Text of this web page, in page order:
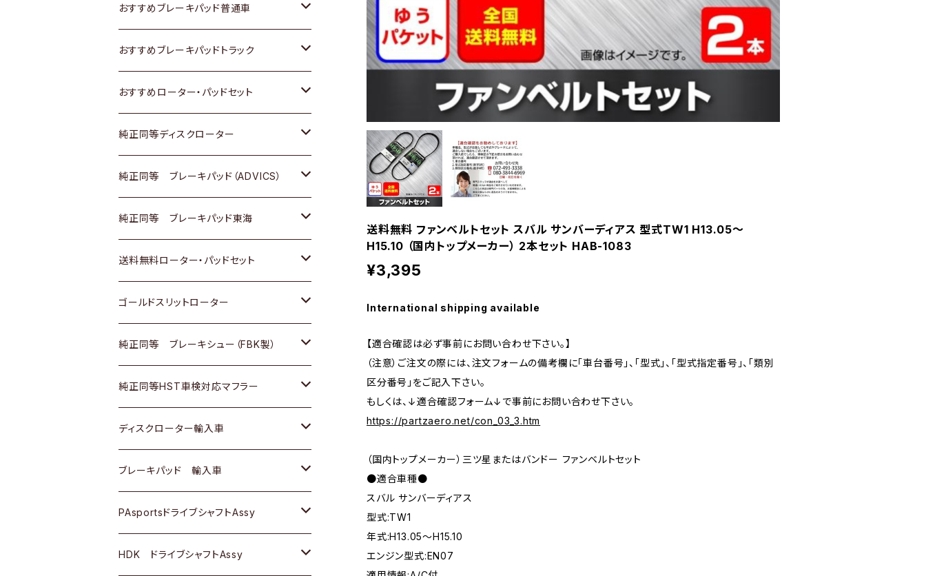
送料無料 ファンベルトセット スバル サンバーディアス 型式TW1 H13.05～
H15.10 （国内トップメーカー） 2本セット HAB-1083
¥3,395
International shipping available
【適合確認は必ず事前にお問い合わせ下さい。】
（注意）ご注文の際には、注文フォームの備考欄に「車台番号」、「型式」、「型式指定番号」、「類別
区分番号」をご記入下さい。
もしくは、↓適合確認フォーム↓で事前にお問い合わせ下さい。
https://partzaero.net/con_03_3.htm
（国内トップメーカー）三ツ星またはバンドー ファンベルトセット
●適合車種●
スバル サンバーディアス
型式:TW1
年式:H13.05～H15.10
エンジン型式:EN07
日産
いすゞ
ダイハツ
マツダ
三菱
スバル
日野
三菱ふそう
ＢＭＷ
スズキ
日産
いすゞ
ダイハツ
マツダ
三菱
日野
三菱ふそう
スズキ
日産
いすゞ
ダイハツ
三菱
日野
三菱ふそう
その他
トヨタ
ホンダ
スズキ
日産
ダイハツ
マツダ
三菱
スバル
おすすめブレーキパッド普通車
トヨタ
ホンダ
スズキ
日産
いすゞ
ダイハツ
マツダ
三菱
スバル
おすすめブレーキパッドトラック
トヨタ
日産
いすゞ
ダイハツ
マツダ
三菱
おすすめローター・パッドセット
トヨタ
ホンダ
スズキ
日産
ダイハツ
マツダ
三菱
スバル
純正同等ディスクローター
トヨタ
ホンダ
スズキ
日産
いすゞ
ダイハツ
マツダ
三菱
スバル
ＢＥＮＺ
純正同等 ブレーキパッド（ADVICS）
トヨタ
ホンダ
スズキ
日産
ダイハツ
マツダ
三菱
スバル
純正同等 ブレーキパッド東海
トヨタ
ホンダ
日産
いすゞ
ダイハツ
マツダ
三菱
スバル
送料無料ローター・パッドセット
トヨタ
ホンダ
スズキ
日産
ダイハツ
マツダ
三菱
ゴールドスリットローター
トヨタ
ホンダ
スズキ
日産
ダイハツ
マツダ
純正同等 ブレーキシュー（FBK製）
ホンダ
スズキ
日産
ダイハツ
マツダ
純正同等HST車検対応マフラー
トヨタ
ホンダ
スズキ
日産
ディスクローター輸入車
ＡＵＤＩ
ＢＥＮＺ
ＢＭＷ
ブレーキパッド 輸入車
ＢＥＮＺ
ＢＭＷ
PAsportsドライブシャフトAssy
トヨタ
HDK ドライブシャフトAssy